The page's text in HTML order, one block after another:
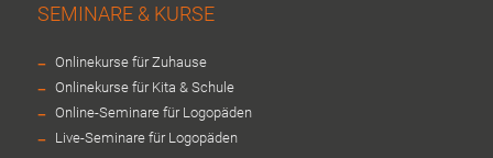
SEMINARE & KURSE
- Onlinekurse für Zuhause
- Onlinekurse für Kita & Schule
- Online-Seminare für Logopäden
- Live-Seminare für Logopäden